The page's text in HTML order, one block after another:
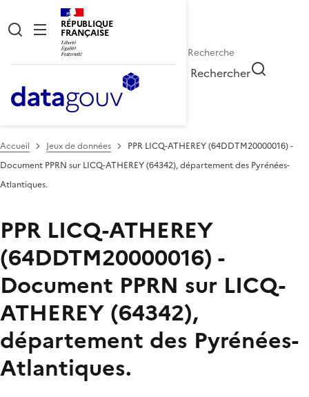
RÉPUBLIQUE
FRANÇAISE
Rechercher
Accueil Jeux de données
PPR LICQ-ATHEREY (64DDTM20000016) -
Document PPRN sur LICQ-ATHEREY (64342), département des Pyrénées-
Atlantiques.
PPR LICQ-ATHEREY
(64DDTM20000016) -
Document PPRN sur LICQ-
ATHEREY (64342),
département des Pyrénées-
Atlantiques.